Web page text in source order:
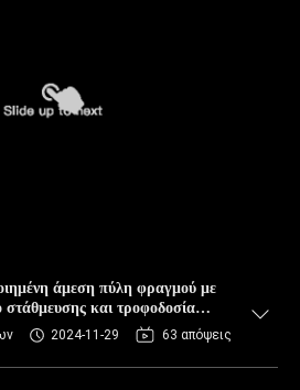
άμεση πύλη φραγμού με
και τροφοδοσία
2024-11-29 63 απόψεις